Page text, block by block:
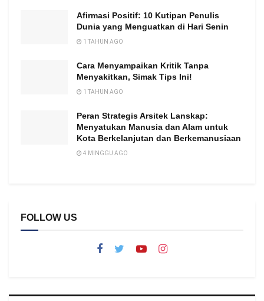
Afirmasi Positif: 10 Kutipan Penulis
Dunia yang Menguatkan di Hari Senin
1 TAHUN AGO
Cara Menyampaikan Kritik Tanpa
Menyakitkan, Simak Tips Ini!
1 TAHUN AGO
Peran Strategis Arsitek Lanskap:
Menyatukan Manusia dan Alam untuk
Kota Berkelanjutan dan Berkemanusiaan
4 MINGGU AGO
FOLLOW US